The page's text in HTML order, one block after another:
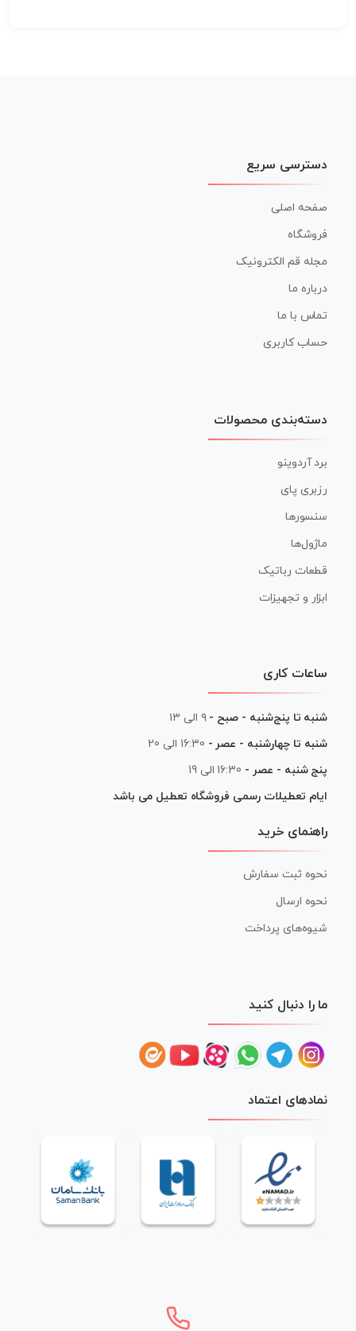
دسترسی سریع
صفحه اصلی
فروشگاه
مجله قم الکترونیک
درباره ما
تماس با ما
حساب کاربری
دسته‌بندی محصولات
برد آردوینو
رزبری پای
سنسورها
ماژول‌ها
قطعات رباتیک
ابزار و تجهیزات
ساعات کاری
شنبه تا پنج‌شنبه - صبح - ۹ الی ۱۳
شنبه تا چهارشنبه - عصر - 16:30 الی 20
پنج شنبه - عصر - 16:30 الی 19
ایام تعطیلات رسمی فروشگاه تعطیل می باشد
راهنمای خرید
نحوه ثبت سفارش
نحوه ارسال
شیوه‌های پرداخت
ما را دنبال کنید
نمادهای اعتماد